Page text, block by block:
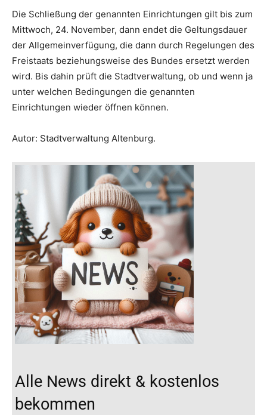
Die Schließung der genannten Einrichtungen gilt bis zum
Mittwoch, 24. November, dann endet die Geltungsdauer
der Allgemeinverfügung, die dann durch Regelungen des
Freistaats beziehungsweise des Bundes ersetzt werden
wird. Bis dahin prüft die Stadtverwaltung, ob und wenn ja
unter welchen Bedingungen die genannten
Einrichtungen wieder öffnen können.
Autor: Stadtverwaltung Altenburg.
Alle News direkt & kostenlos
bekommen